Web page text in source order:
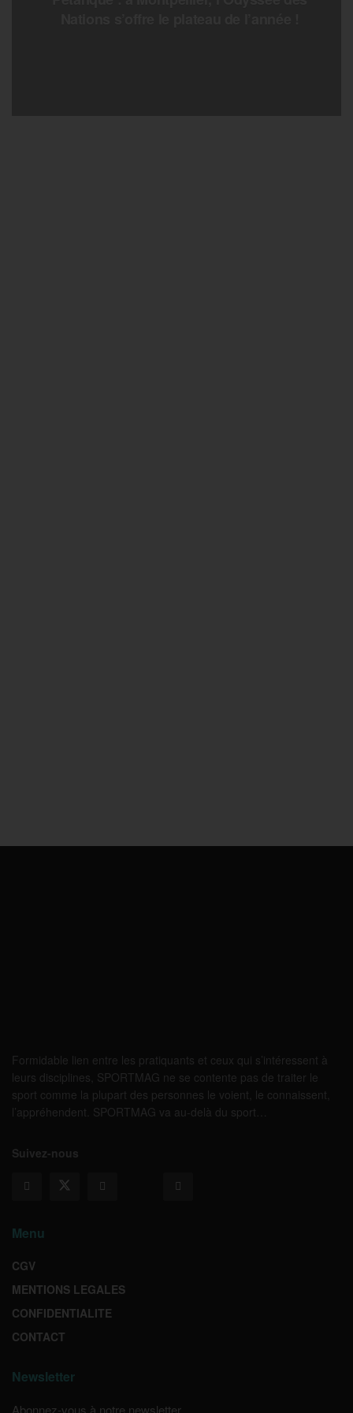
Formidable lien entre les pratiquants et ceux qui s’intéressent à
leurs disciplines, SPORTMAG ne se contente pas de traiter le
sport comme la plupart des personnes le voient, le connaissent,
l’appréhendent. SPORTMAG va au-delà du sport…
Suivez-nous
Menu
CGV
MENTIONS LEGALES
CONFIDENTIALITE
CONTACT
Newsletter
Abonnez-vous à notre newsletter